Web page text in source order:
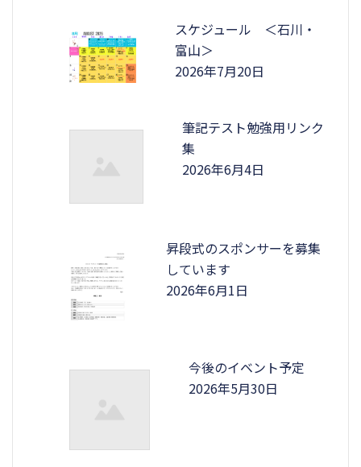
スケジュール ＜石川・
富山＞
2026年7月20日
筆記テスト勉強用リンク
集
2026年6月4日
昇段式のスポンサーを募集
しています
2026年6月1日
今後のイベント予定
2026年5月30日